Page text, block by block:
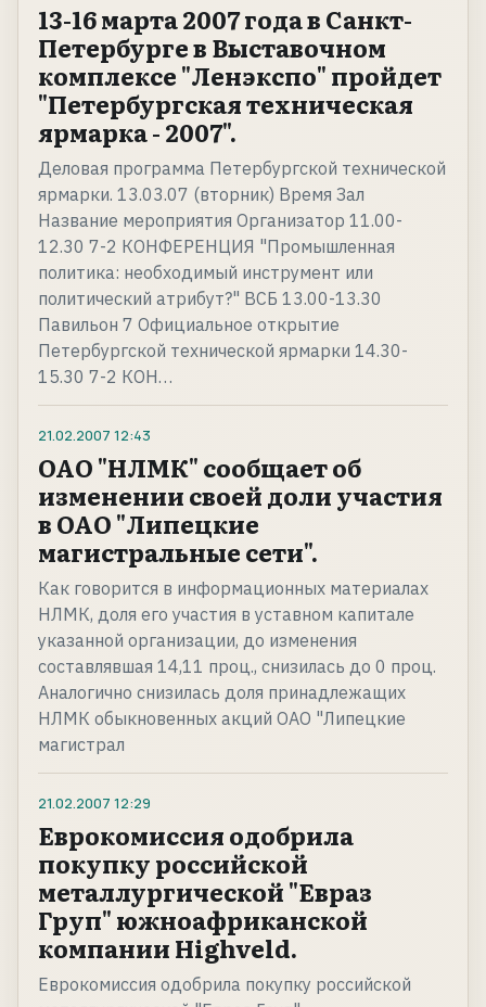
13-16 марта 2007 года в Санкт-
Петербурге в Выставочном
комплексе "Ленэкспо" пройдет
"Петербургская техническая
ярмарка - 2007".
Деловая программа Петербургской технической
ярмарки. 13.03.07 (вторник) Время Зал
Название мероприятия Организатор 11.00-
12.30 7-2 КОНФЕРЕНЦИЯ "Промышленная
политика: необходимый инструмент или
политический атрибут?" ВСБ 13.00-13.30
Павильон 7 Официальное открытие
Петербургской технической ярмарки 14.30-
15.30 7-2 КОН…
21.02.2007 12:43
ОАО "НЛМК" сообщает об
изменении своей доли участия
в ОАО "Липецкие
магистральные сети".
Как говорится в информационных материалах
НЛМК, доля его участия в уставном капитале
указанной организации, до изменения
составлявшая 14,11 проц., снизилась до 0 проц.
Аналогично снизилась доля принадлежащих
НЛМК обыкновенных акций ОАО "Липецкие
магистрал
21.02.2007 12:29
Еврокомиссия одобрила
покупку российской
металлургической "Евраз
Груп" южноафриканской
компании Highveld.
Еврокомиссия одобрила покупку российской